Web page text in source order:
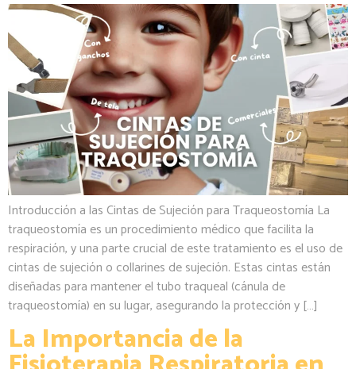
Introducción a las Cintas de Sujeción para Traqueostomía La
traqueostomía es un procedimiento médico que facilita la
respiración, y una parte crucial de este tratamiento es el uso de
cintas de sujeción o collarines de sujeción. Estas cintas están
diseñadas para mantener el tubo traqueal (cánula de
traqueostomía) en su lugar, asegurando la protección y […]
La Importancia de la